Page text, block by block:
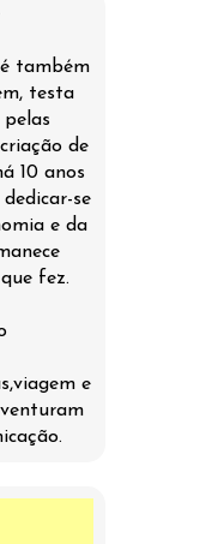
também
testa
de
10 anos
se
e da
fez.
e